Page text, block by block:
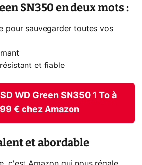
SN350 en deux mots :
pour sauvegarder toutes vos
et fiable
WD Green SN350 1 To à
€ chez Amazon
et abordable